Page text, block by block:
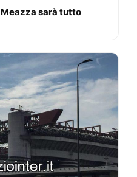
sarà tutto